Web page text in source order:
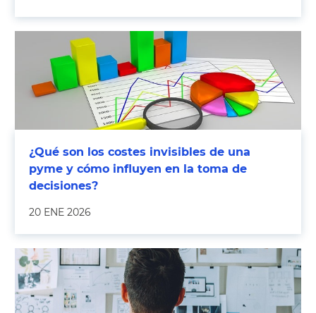
¿Qué son los costes invisibles de una
pyme y cómo influyen en la toma de
decisiones?
20 ENE 2026